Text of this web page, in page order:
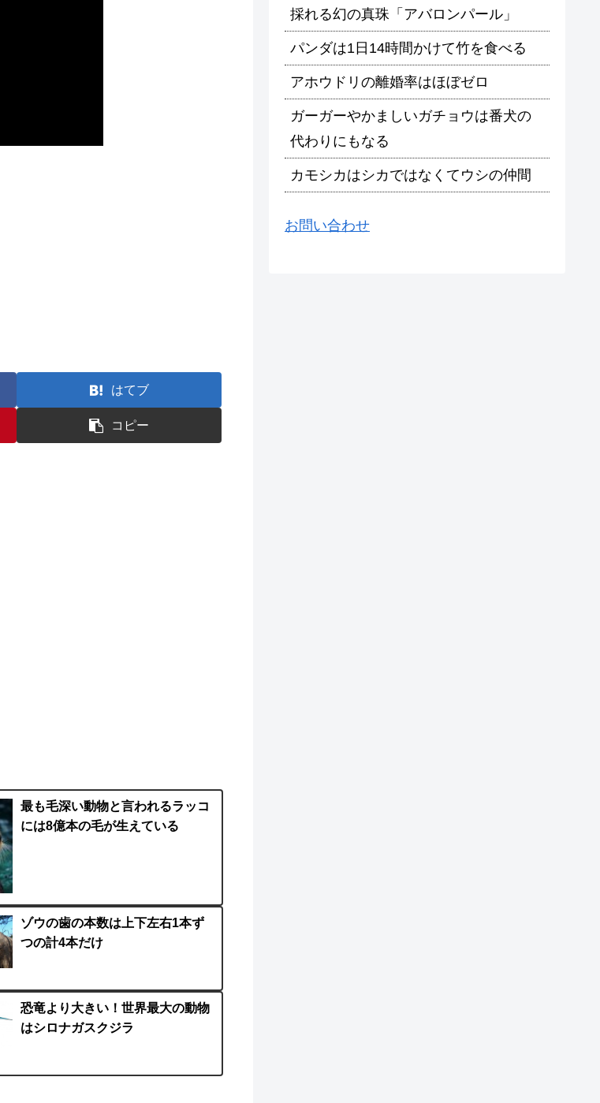
はてブ
コピー
最も毛深い動物と言われるラッコ
には8億本の毛が生えている
ゾウの歯の本数は上下左右1本ず
つの計4本だけ
恐竜より大きい！世界最大の動物
はシロナガスクジラ
採れる幻の真珠「アバロンパール」
パンダは1日14時間かけて竹を食べる
アホウドリの離婚率はほぼゼロ
ガーガーやかましいガチョウは番犬の
代わりにもなる
カモシカはシカではなくてウシの仲間
お問い合わせ